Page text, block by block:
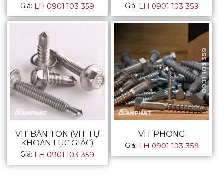
Giá: LH 0901 103 359 Giá: LH 0901 103 359
VÍT BẮN TÔN (VÍT TỰ
KHOAN LỤC GIÁC)
Giá: LH 0901 103 359
VÍT PHONG
Giá: LH 0901 103 359